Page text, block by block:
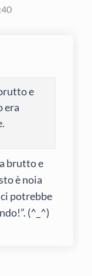
e
era
brutto e
è noia
potrebbe
(^_^)